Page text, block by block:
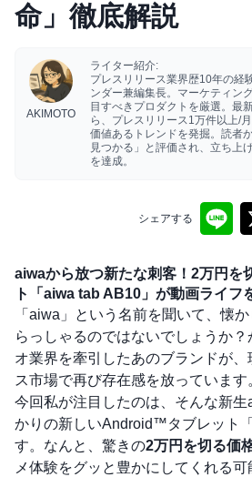
命」徹底解説
AKIMOTO
ライター紹介:
プレスリリース業界歴10年の経
ンダー兼編集長。マーケティン
目すべきプロダクトを厳選。最
ら、プレスリリース1万件以上/
価値あるトレンドを発掘。読者
見つかる」と評価され、立ち上
を達成。
シェアする
aiwaから放つ新たな刺客！2万円を
ト「aiwa tab AB10」が動画ライフ
「aiwa」という名前を聞いて、懐
らっしゃるのではないでしょうか
オ業界を牽引したあのブランドが、
ス市場で再び存在感を放っています
今回私が注目したのは、そんな新
かりの新しいAndroid™タブレット「
す。なんと、驚きの2万円を切る価
メ体験をグッと豊かにしてくれる